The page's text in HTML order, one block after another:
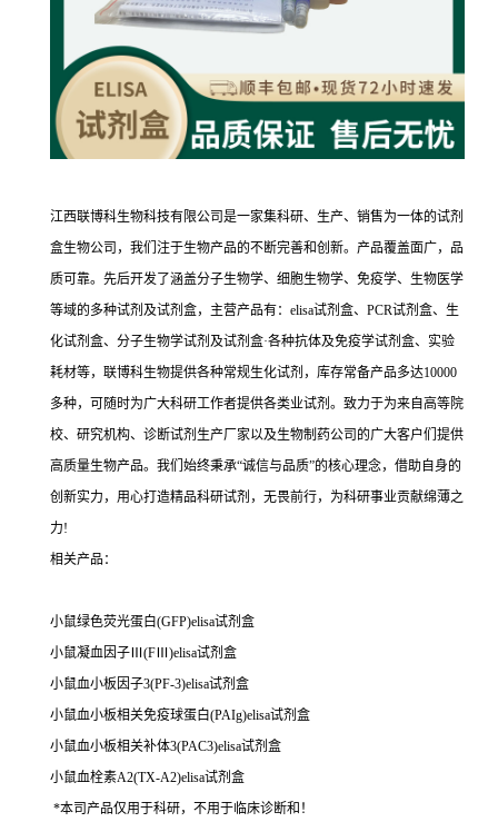
江西联博科生物科技有限公司是一家集科研、生产、销售为一体的试剂
盒生物公司，我们注于生物产品的不断完善和创新。产品覆盖面广，品
质可靠。先后开发了涵盖分子生物学、细胞生物学、免疫学、生物医学
等域的多种试剂及试剂盒，主营产品有：elisa试剂盒、PCR试剂盒、生
化试剂盒、分子生物学试剂及试剂盒·各种抗体及免疫学试剂盒、实验
耗材等，联博科生物提供各种常规生化试剂，库存常备产品多达10000
多种，可随时为广大科研工作者提供各类业试剂。致力于为来自高等院
校、研究机构、诊断试剂生产厂家以及生物制药公司的广大客户们提供
高质量生物产品。我们始终秉承“诚信与品质”的核心理念，借助自身的
创新实力，用心打造精品科研试剂，无畏前行，为科研事业贡献绵薄之
力!
相关产品：
小鼠绿色荧光蛋白(GFP)elisa试剂盒
小鼠凝血因子Ⅲ(FⅢ)elisa试剂盒
小鼠血小板因子3(PF-3)elisa试剂盒
小鼠血小板相关免疫球蛋白(PAIg)elisa试剂盒
小鼠血小板相关补体3(PAC3)elisa试剂盒
小鼠血栓素A2(TX-A2)elisa试剂盒
*本司产品仅用于科研，不用于临床诊断和！